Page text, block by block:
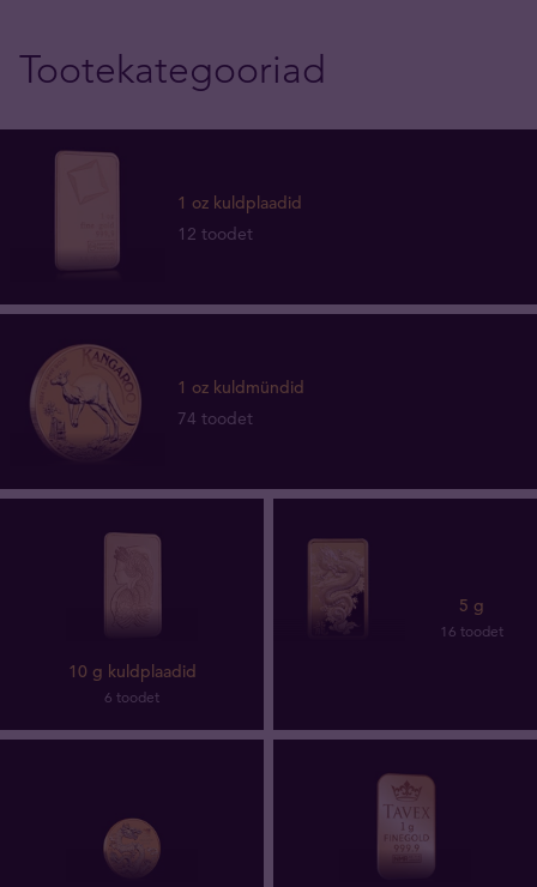
Tootekategooriad
1 oz kuldplaadid
12 toodet
1 oz kuldmündid
74 toodet
10 g kuldplaadid
6 toodet
5 g
16 toodet